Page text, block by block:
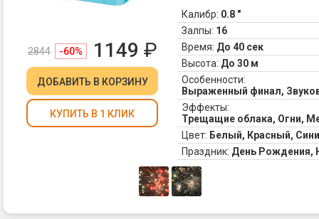
2844 -60% 1149 ₽
ДОБАВИТЬ В КОРЗИНУ
КУПИТЬ В 1 КЛИК
Калибр: 0.8 "
Залпы: 16
Время: До 40 сек
Высота: До 30 м
Особенности:
Выраженный финал,
Эффекты:
Трещащие облака, Огни,
Цвет: Белый, Красный,
Праздник: День Рождения,